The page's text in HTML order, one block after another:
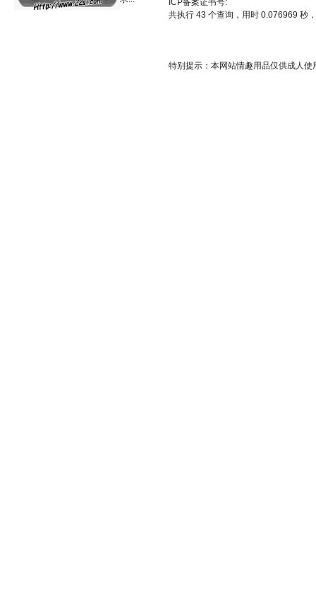
ICP备案证书号:
共执行 43 个查询，用时 0.076969 秒
特别提示：本网站情趣用品仅供成人